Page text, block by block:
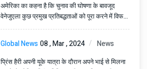
अमेरिका का कहना है कि चुनाव की घोषणा के बावजूद
वेनेजुएला कुछ प्रमुख प्रतिबद्धताओं को पूरा करने में विफल
रहा है।
Global News08 , Mar , 2024 News
प्रिंस हैरी अपनी यूके यात्रा के दौरान अपने भाई से मिलना